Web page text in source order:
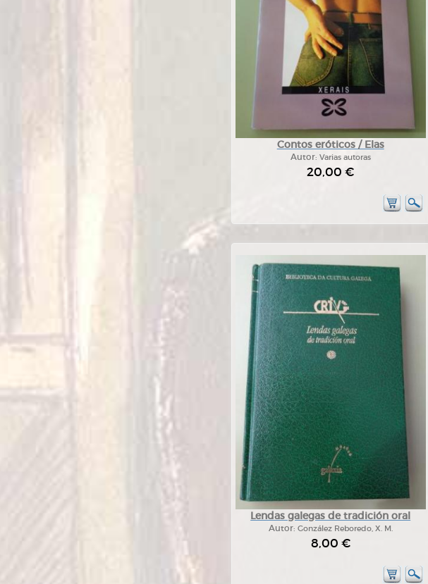
Contos eróticos / Elas
Autor: Varias autoras
20,00 €
Lendas galegas de tradición oral
Autor: González Reboredo, X. M.
8,00 €